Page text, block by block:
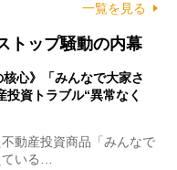
一覧を見る
トップ騒動の内幕
核心》「みんなで大家さ
資トラブル“異常なく
動産投資商品「みんなで
ている…